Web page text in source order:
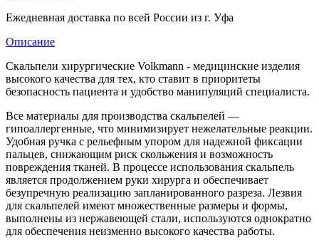
Ежедневная доставка по всей России из г. Уфа
Описание
Скальпели хирургические Volkmann - медицинские изделия
высокого качества для тех, кто ставит в приоритеты
безопасность пациента и удобство манипуляций специалиста.
Все материалы для производства скальпелей —
гипоаллергенные, что минимизирует нежелательные реакции.
Удобная ручка с рельефным упором для надежной фиксации
пальцев, снижающим риск скольжения и возможность
повреждения тканей. В процессе использования скальпель
является продолжением руки хирурга и обеспечивает
безупречную реализацию запланированного разреза. Лезвия
для скальпелей имеют множественные размеры и формы,
выполнены из нержавеющей стали, используются однократно
для обеспечения неизменно высокого качества работы.